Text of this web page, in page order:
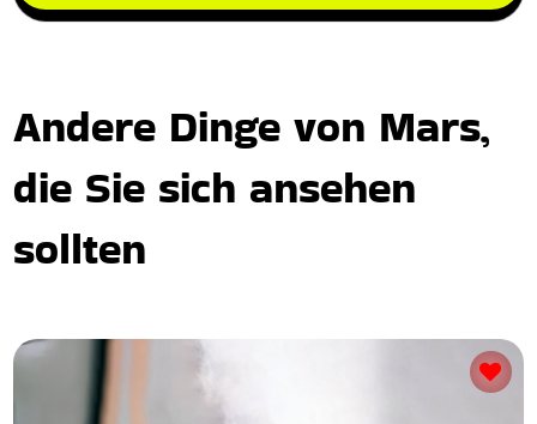
Andere Dinge von Mars,
die Sie sich ansehen
sollten